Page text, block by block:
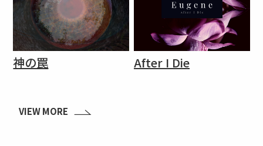
神の罠 After I Die
VIEW MORE